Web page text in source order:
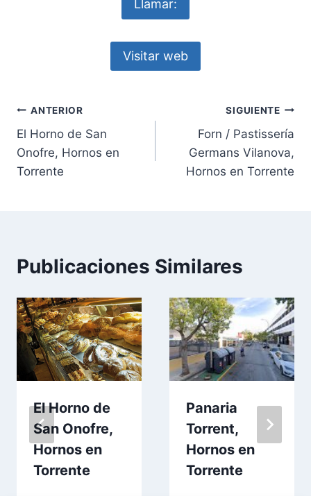
Llamar:
Visitar web
Navegación
de
entradas
ANTERIOR
El Horno de San
Onofre, Hornos en
Torrente
SIGUIENTE
Forn / Pastissería
Germans Vilanova,
Hornos en Torrente
Publicaciones Similares
El Horno de
San Onofre,
Hornos en
Torrente
Panaria
Torrent,
Hornos en
Torrente